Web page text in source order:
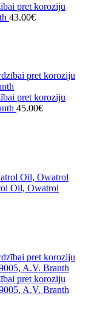
pret koroziju
43.00€
pret koroziju
45.00€
Oil, Owatrol
pret koroziju
A.V. Branth